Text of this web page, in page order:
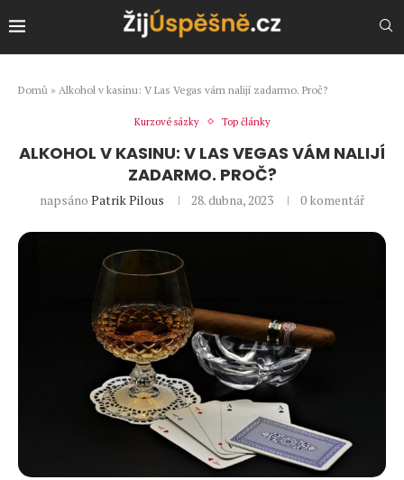
Domů » Alkohol v kasinu: V Las Vegas vám nalijí zadarmo. Proč?
Kurzové sázky Top články
ALKOHOL V KASINU: V LAS VEGAS VÁM NALIJÍ
ZADARMO. PROČ?
napsáno Patrik Pilous 28. dubna, 2023 0 komentář